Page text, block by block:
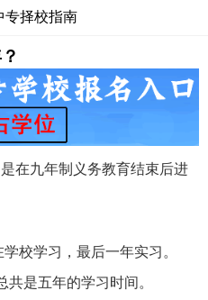
专择校指南
在九年制义务教育结束后进
校学习，最后一年实习。
是五年的学习时间。